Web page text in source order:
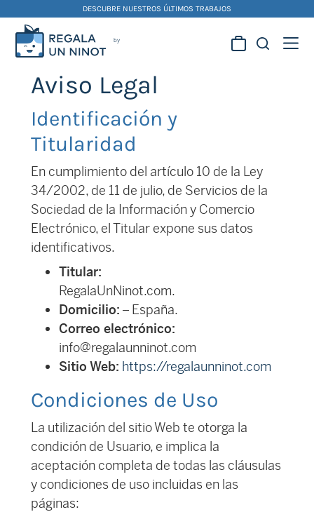
content
DESCUBRE NUESTROS ÚLTIMOS TRABAJOS
nuestros artistas
falleros y foguereros
Aviso Legal
Identificación y
Titularidad
En cumplimiento del artículo 10 de la Ley
34/2002, de 11 de julio, de Servicios de la
Sociedad de la Información y Comercio
Electrónico, el Titular expone sus datos
identificativos.
Titular:
RegalaUnNinot.com.
Domicilio: – España.
Correo electrónico:
info@regalaunninot.com
Sitio Web: https://regalaunninot.com
Condiciones de Uso
La utilización del sitio Web te otorga la
condición de Usuario, e implica la
aceptación completa de todas las cláusulas
y condiciones de uso incluidas en las
páginas: